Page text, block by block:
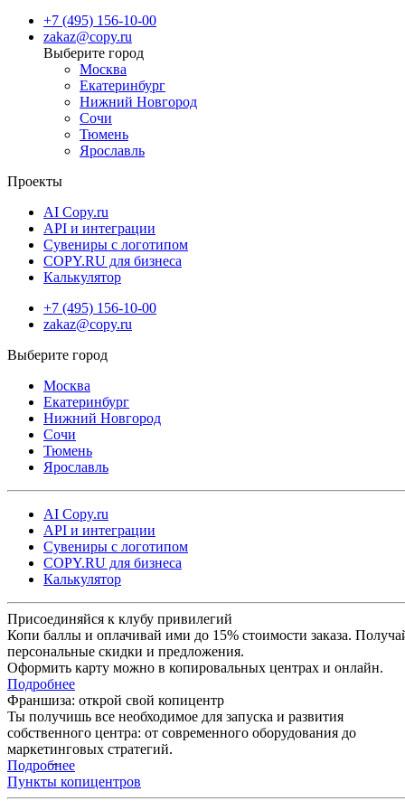
при больших изображениях. Круглосуточный приём заявок
делает процесс заказа удобным. Такой формат остаётся
практичным и недорогим решением для рекламы и интерьерных
проектов, где требуется выразительность и заметность.
+7 (495) 156-10-00
zakaz@copy.ru
Москва
Екатеринбург
Нижний Новгород
Сочи
Тюмень
Ярославль
Проекты
AI Copy.ru
API и интеграции
Сувениры с логотипом
COPY.RU для бизнеса
Калькулятор
+7 (495) 156-10-00
zakaz@copy.ru
Москва
Екатеринбург
Нижний Новгород
Сочи
Тюмень
Ярославль
AI Copy.ru
API и интеграции
Сувениры с логотипом
COPY.RU для бизнеса
Калькулятор
Присоединяйся к клубу привилегий
Копи баллы и оплачивай ими до 15% стоимости заказа.
персональные скидки и предложения.
Оформить карту можно в копировальных центрах и онлайн.
Подробнее
Франшиза: открой свой копицентр
Ты получишь все необходимое для запуска и развития
собственного центра: от современного оборудования до
маркетинговых стратегий.
Подробнее
Пункты копицентров